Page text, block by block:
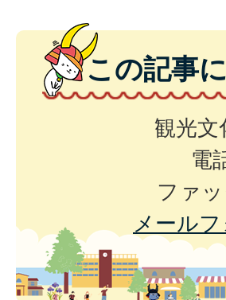
この記事
観光文
電
ファ
メール